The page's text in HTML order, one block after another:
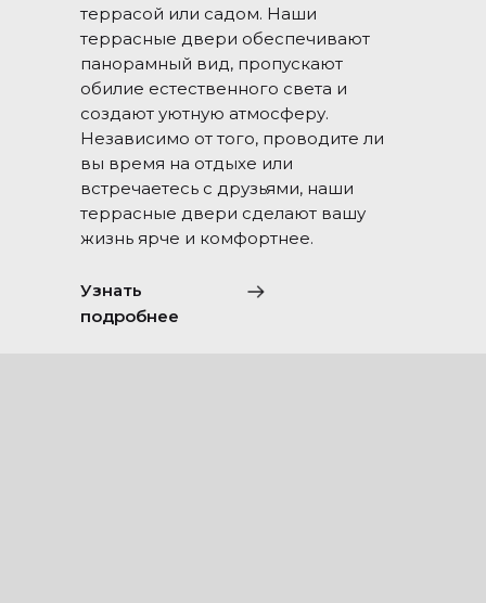
Узнать
подробнее
террасой или садом. Наши
террасные двери обеспечивают
панорамный вид, пропускают
обилие естественного света и
создают уютную атмосферу.
Независимо от того, проводите ли
вы время на отдыхе или
встречаетесь с друзьями, наши
террасные двери сделают вашу
жизнь ярче и комфортнее.